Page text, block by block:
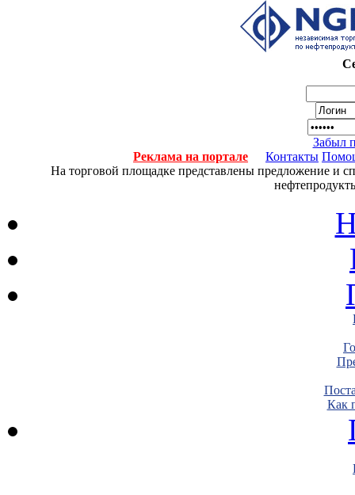
Забыл
Реклама на портале
Контакты
На торговой площадке представлены предложение и
Как